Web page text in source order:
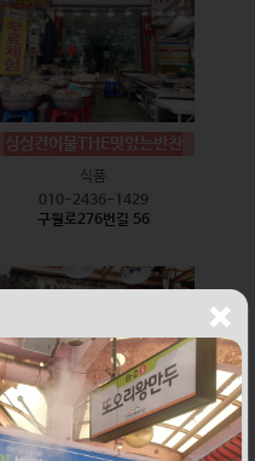
싱싱건어물THE맛있는반찬
식품
010-2436-1429
구월로276번길 56
윤하네건어물